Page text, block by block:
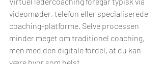
videomøder, telefon eller specialiserede
coaching-platforme. Selve processen
minder meget om traditionel coaching,
men med den digitale fordel, at du kan